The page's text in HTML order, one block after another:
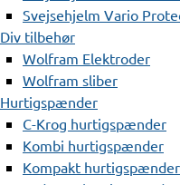
Svejsehjelm Vario
Div tilbehør
Wolfram Elektroder
Wolfram sliber
Hurtigspænder
C-Krog hurtigspænder
Kombi hurtigspænder
Kompakt hurtigspænder